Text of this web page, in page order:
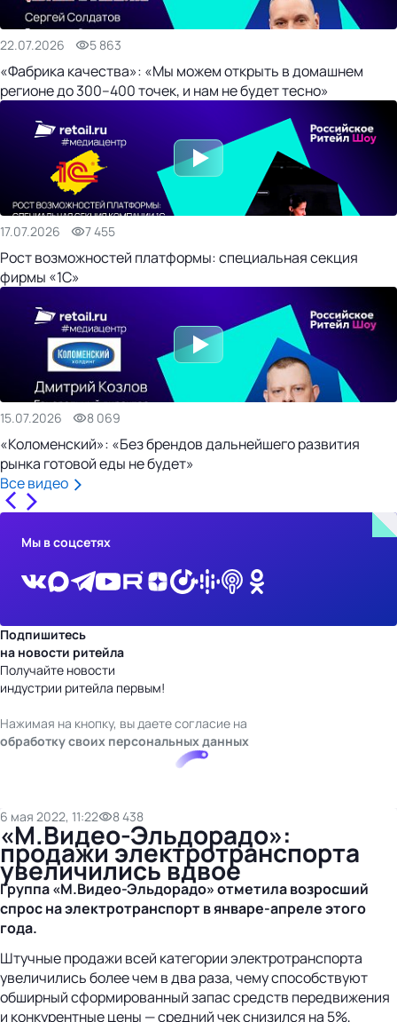
22.07.2026 5 863
«Фабрика качества»: «Мы можем открыть в домашнем
регионе до 300–400 точек, и нам не будет тесно»
17.07.2026 7 455
Рост возможностей платформы: специальная секция
фирмы «1С»
15.07.2026 8 069
«Коломенский»: «Без брендов дальнейшего развития
рынка готовой еды не будет»
Все видео
Мы в соцсетях
Подпишитесь
на новости ритейла
Получайте новости
индустрии ритейла первым!
Нажимая на кнопку, вы даете согласие на
обработку своих персональных данных
6 мая 2022, 11:22 8 438
«М.Видео-Эльдорадо»:
продажи электротранспорта
увеличились вдвое
Группа «М.Видео-Эльдорадо» отметила возросший
спрос на электротранспорт в январе-апреле этого
года.
Штучные продажи всей категории электротранспорта
увеличились более чем в два раза, чему способствуют
обширный сформированный запас средств передвижения
и конкурентные цены — средний чек снизился на 5%,